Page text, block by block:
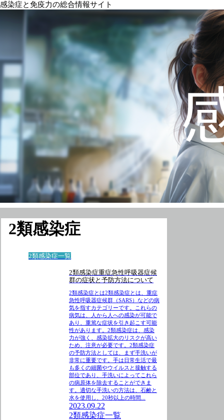
感染症と免疫力の総合情報サイト
2類感染症
2類感染症一覧
2類感染症重症急性呼吸器症候
群の症状と予防方法について
2類感染症とは2類感染症とは、重症
急性呼吸器症候群（SARS）などの病
気を指すカテゴリーです。これらの
病気は、人から人への感染が可能で
あり、重篤な症状を引き起こす可能
性があります。2類感染症は、感染
力が強く、感染拡大のリスクが高い
ため、注意が必要です。2類感染症
の予防方法としては、まず手洗いが
非常に重要です。手は日常生活で最
も多くの細菌やウイルスと接触する
部位であり、手洗いによってこれら
の病原体を除去することができま
す。適切な手洗いの方法は、石鹸と
水を使用し、20秒以上の時間...
2023.09.22
2類感染症一覧